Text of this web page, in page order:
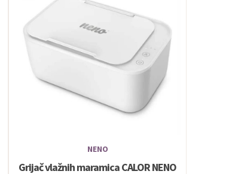
NENO
Grijač vlažnih maramica CALOR NENO